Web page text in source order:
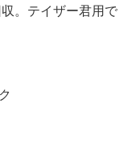
。テイザー君用で